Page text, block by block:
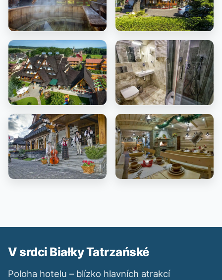
V srdci Białky Tatrzańské
Poloha hotelu – blízko hlavních atrakcí